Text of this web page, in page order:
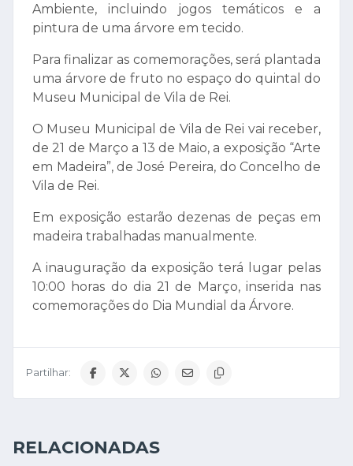
Ambiente, incluindo jogos temáticos e a
pintura de uma árvore em tecido.
Para finalizar as comemorações, será plantada
uma árvore de fruto no espaço do quintal do
Museu Municipal de Vila de Rei.
O Museu Municipal de Vila de Rei vai receber,
de 21 de Março a 13 de Maio, a exposição “Arte
em Madeira”, de José Pereira, do Concelho de
Vila de Rei.
Em exposição estarão dezenas de peças em
madeira trabalhadas manualmente.
A inauguração da exposição terá lugar pelas
10:00 horas do dia 21 de Março, inserida nas
comemorações do Dia Mundial da Árvore.
Partilhar:
RELACIONADAS